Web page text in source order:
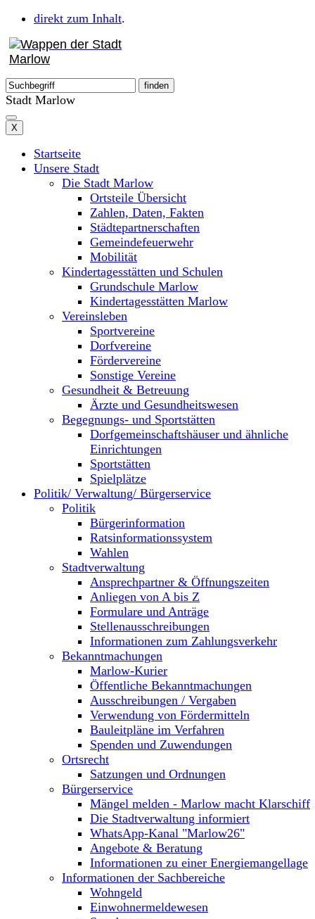
direkt zum Inhalt.
Stadt Marlow
X
Startseite
Unsere Stadt
Die Stadt Marlow
Ortsteile Übersicht
Zahlen, Daten, Fakten
Städtepartnerschaften
Gemeindefeuerwehr
Mobilität
Kindertagesstätten und Schulen
Grundschule Marlow
Kindertagesstätten Marlow
Vereinsleben
Sportvereine
Dorfvereine
Fördervereine
Sonstige Vereine
Gesundheit & Betreuung
Ärzte und Gesundheitswesen
Begegnungs- und Sportstätten
Dorfgemeinschaftshäuser und ähnliche
Einrichtungen
Sportstätten
Spielplätze
Politik/ Verwaltung/ Bürgerservice
Politik
Bürgerinformation
Ratsinformationssystem
Wahlen
Stadtverwaltung
Ansprechpartner & Öffnungszeiten
Anliegen von A bis Z
Formulare und Anträge
Stellenausschreibungen
Informationen zum Zahlungsverkehr
Bekanntmachungen
Marlow-Kurier
Öffentliche Bekanntmachungen
Ausschreibungen / Vergaben
Verwendung von Fördermitteln
Bauleitpläne im Verfahren
Spenden und Zuwendungen
Ortsrecht
Satzungen und Ordnungen
Bürgerservice
Mängel melden - Marlow macht Klarschiff
Die Stadtverwaltung informiert
WhatsApp-Kanal "Marlow26"
Angebote & Beratung
Informationen zu einer Energiemangellage
Informationen der Sachbereiche
Wohngeld
Einwohnermeldewesen